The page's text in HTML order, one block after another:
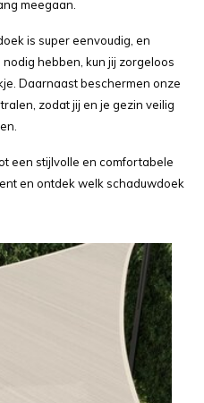
meegaan.
is super eenvoudig, en
hebben, kun jij zorgeloos
Daarnaast beschermen onze
zodat jij en je gezin veilig
een stijlvolle en comfortabele
en ontdek welk schaduwdoek